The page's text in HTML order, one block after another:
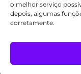
o melhor serviço
depois, algumas
corretamente.